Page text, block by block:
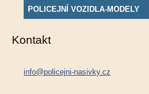
POLICEJNÍ VOZIDLA-MODELY
Kontakt
info@policejni-nasivky.cz